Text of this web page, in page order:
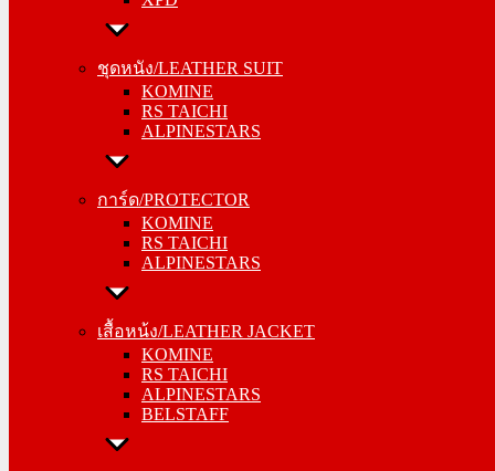
ชุดหนัง/LEATHER SUIT
KOMINE
RS TAICHI
ALPINESTARS
การ์ด/PROTECTOR
KOMINE
RS TAICHI
ALPINESTARS
เสื้อหน้ง/LEATHER JACKET
KOMINE
RS TAICHI
ALPINESTARS
BELSTAFF
ชุดหนัง/LEATHER SUIT
RS TAICHI
ALPINESTARS
การ์ด/PROTECTOR
RS TAICHI
ALPINESTARS
เสื้อหน้ง/LEATHER JACKET
RS TAICHI
ALPINESTARS
BELSTAFF
กางเกงหนัง/LEATHER PANTS